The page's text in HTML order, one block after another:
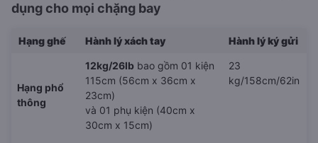
dụng cho mọi chặng bay
Hạng ghế Hành lý xách tay Hành lý ký gửi
Hạng phổ
thông
12kg/26lb bao gồm 01 kiện
115cm (56cm x 36cm x
23cm)
và 01 phụ kiện (40cm x
30cm x 15cm)
23
kg/158cm/62in